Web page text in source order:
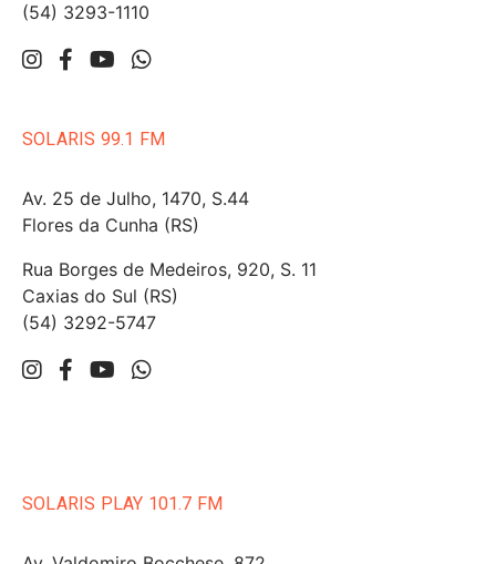
(54) 3293-1110
SOLARIS 99.1 FM
Av. 25 de Julho, 1470, S.44
Flores da Cunha (RS)
Rua Borges de Medeiros, 920, S. 11
Caxias do Sul (RS)
(54) 3292-5747
SOLARIS PLAY 101.7 FM